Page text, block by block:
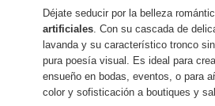
Déjate seducir por la belleza
artificiales . Con su cascada de
lavanda y su característico tronco
pura poesía visual. Es ideal para
ensueño en bodas, eventos, o para
color y sofisticación a boutiques y